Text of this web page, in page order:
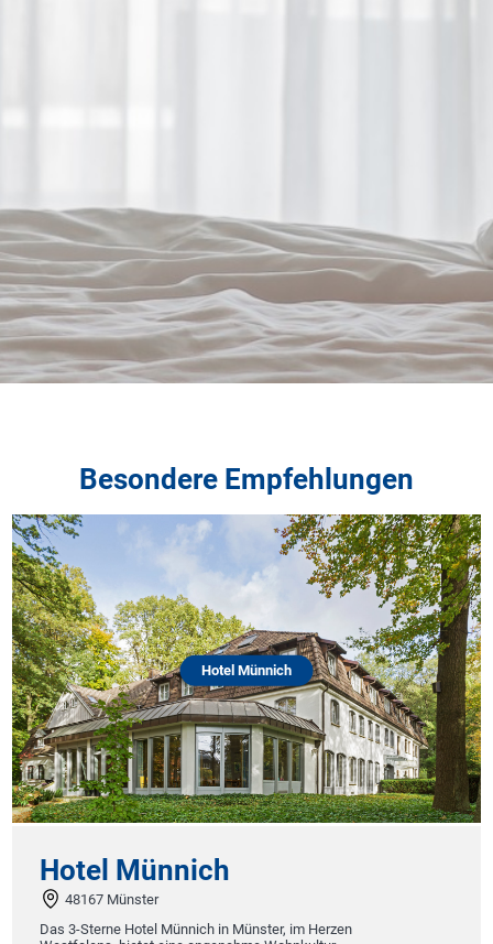
Besondere Empfehlungen
Hotel Münnich
Hotel Münnich
48167 Münster
Das 3-Sterne Hotel Münnich in Münster, im Herzen